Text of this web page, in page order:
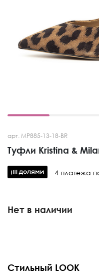
арт. MP885-13-18-BR
Туфли Kristina &
4 платежа
Нет в наличии
Стильный LOOK